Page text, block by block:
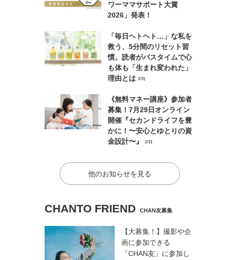
ワーママサポート大賞
2026」発表！
「毎日ヘトヘト…」な私を
救う、5分間のリセット習
慣。読者がバスタイムで心
も体も「生まれ変われた」
理由とは PR
《無料マネー講座》参加者
募集！7月29日オンライン
開催『セカンドライフを豊
かに！〜安心とゆとりの資
金設計〜』
PR
他のお知らせを見る
CHANTO FRIEND CHAN友募集
【大募集！】撮影や企
画に参加できる
「CHAN友」に参加し